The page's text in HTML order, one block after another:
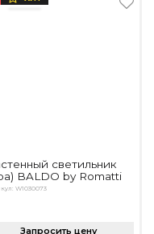
светильник
BALDO by Romatti
W1030073
Запросить цену